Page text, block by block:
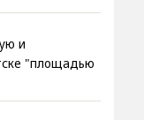
и
"площадью